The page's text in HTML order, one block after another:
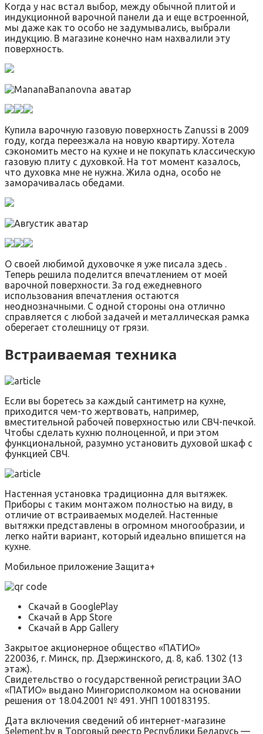
Когда у нас встал выбор, между обычной плитой и
индукционной варочной панели да и еще встроенной,
мы даже как то особо не задумывались, выбрали
индукцию. В магазине конечно нам нахвалили эту
поверхность.
Купила варочную газовую поверхность Zanussi в 2009
году, когда переезжала на новую квартиру. Хотела
сэкономить место на кухне и не покупать классическую
газовую плиту с духовкой. На тот момент казалось,
что духовка мне не нужна. Жила одна, особо не
заморачивалась обедами.
О своей любимой духовочке я уже писала здесь .
Теперь решила поделится впечатлением от моей
варочной поверхности. За год ежедневного
использования впечатления остаются
неоднозначными. С одной стороны она отлично
справляется с любой задачей и металлическая рамка
оберегает столешницу от грязи.
Встраиваемая техника
Если вы боретесь за каждый сантиметр на кухне,
приходится чем-то жертвовать, например,
вместительной рабочей поверхностью или СВЧ-печкой.
Чтобы сделать кухню полноценной, и при этом
функциональной, разумно установить духовой шкаф с
функцией СВЧ.
Настенная установка традиционна для вытяжек.
Приборы с таким монтажом полностью на виду, в
отличие от встраиваемых моделей. Настенные
вытяжки представлены в огромном многообразии, и
легко найти вариант, который идеально впишется на
кухне.
Мобильное приложение Защита+
Скачай в GooglePlay
Скачай в App Store
Скачай в App Gallery
Закрытое акционерное общество «ПАТИО»
220036, г. Минск, пр. Дзержинского, д. 8, каб. 1302 (13
этаж).
Свидетельство о государственной регистрации ЗАО
«ПАТИО» выдано Мингорисполкомом на основании
решения от 18.04.2001 № 491. УНП 100183195.
Дата включения сведений об интернет-магазине
5element.by в Торговый реестр Республики Беларусь —